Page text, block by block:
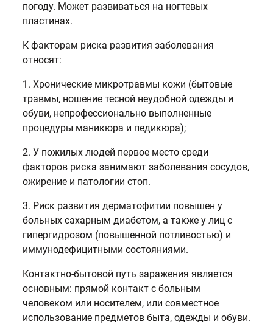
погоду. Может развиваться на ногтевых
пластинах.
К факторам риска развития заболевания
относят:
1. Хронические микротравмы кожи (бытовые
травмы, ношение тесной неудобной одежды и
обуви, непрофессионально выполненные
процедуры маникюра и педикюра);
2. У пожилых людей первое место среди
факторов риска занимают заболевания сосудов,
ожирение и патологии стоп.
3. Риск развития дерматофитии повышен у
больных сахарным диабетом, а также у лиц с
гипергидрозом (повышенной потливостью) и
иммунодефицитными состояниями.
Контактно-бытовой путь заражения является
основным: прямой контакт с больным
человеком или носителем, или совместное
использование предметов быта, одежды и обуви.